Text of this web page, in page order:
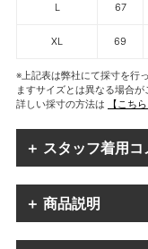
L 67
XL 69
※上記表は弊社にて採寸を行
ますサイズとは異なる場合が
詳しい採寸の方法は
【こち
＋ スタッフ着用コ
＋ 商品説明